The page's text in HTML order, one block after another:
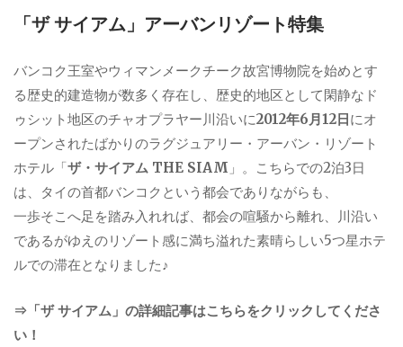
「ザ サイアム」アーバンリゾート特集
バンコク王室やウィマンメークチーク故宮博物院を始めとす
る歴史的建造物が数多く存在し、歴史的地区として閑静なド
ゥシット地区のチャオプラヤー川沿いに2012年6月12日にオ
ープンされたばかりのラグジュアリー・アーバン・リゾート
ホテル「ザ・サイアム THE SIAM 」。こちらでの2泊3日
は、タイの首都バンコクという都会でありながらも、
一歩そこへ足を踏み入れれば、都会の喧騒から離れ、川沿い
であるがゆえのリゾート感に満ち溢れた素晴らしい5つ星ホテ
ルでの滞在となりました♪
⇒「ザ サイアム」の詳細記事はこちらをクリックしてくださ
い！